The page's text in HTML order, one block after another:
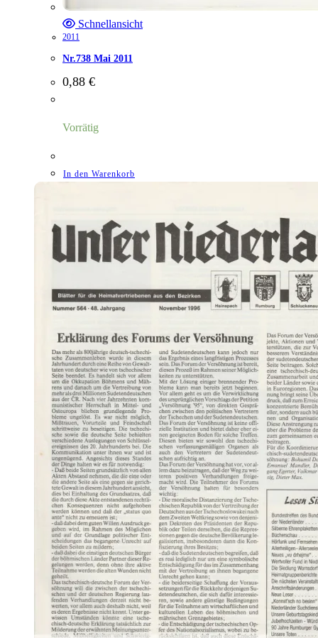
Schnellansicht
2011
Nr.738 Mai 2011
0,88 €
Vorrätig
In den Warenkorb